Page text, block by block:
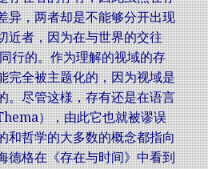
异，两者却是不能够分开出现
近者，因为在与世界的交往
行的。作为理解的视域的存
完全被主题化的，因为视域是
。尽管这様，存有还是在语言
），由此它也就被谬误
和哲学的大多数的概念都指向
德格在《存在与时间》中看到